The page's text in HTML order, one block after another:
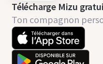
Télécharge Mizu
Ton compagnon